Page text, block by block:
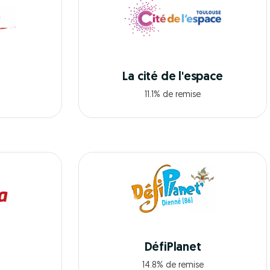
La cité de l'espace
11.1% de remise
DéfiPlanet
14.8% de remise